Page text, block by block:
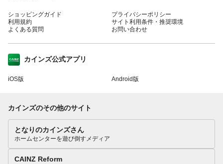
ショッピングガイド
利用規約
よくある質問
プライバシーポリシー
サイト利用条件・推奨環境
お問い合わせ
カインズ公式アプリ
iOS版 Android版
カインズのその他のサイト
となりのカインズさん
ホームセンターを遊び倒すメディア
CAINZ Reform